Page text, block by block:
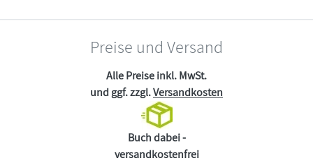
Preise und Versand
Alle Preise inkl. MwSt.
und ggf. zzgl.Versandkosten
Buch dabei -
versandkostenfrei